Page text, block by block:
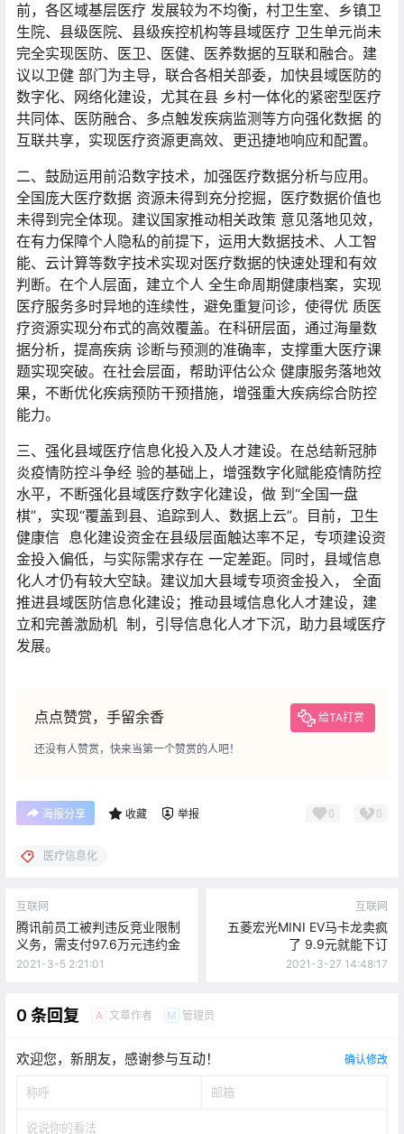
前，各区域基层医疗 发展较为不均衡，村卫生室、乡镇卫
生院、县级医院、县级疾控机构等县域医疗 卫生单元尚未
完全实现医防、医卫、医健、医养数据的互联和融合。建
议以卫健 部门为主导，联合各相关部委，加快县域医防的
数字化、网络化建设，尤其在县 乡村一体化的紧密型医疗
共同体、医防融合、多点触发疾病监测等方向强化数据 的
互联共享，实现医疗资源更高效、更迅捷地响应和配置。
二、鼓励运用前沿数字技术，加强医疗数据分析与应用。
全国庞大医疗数据 资源未得到充分挖掘，医疗数据价值也
未得到完全体现。建议国家推动相关政策 意见落地见效，
在有力保障个人隐私的前提下，运用大数据技术、人工智
能、云计算等数字技术实现对医疗数据的快速处理和有效
判断。在个人层面，建立个人 全生命周期健康档案，实现
医疗服务多时异地的连续性，避免重复问诊，使得优 质医
疗资源实现分布式的高效覆盖。在科研层面，通过海量数
据分析，提高疾病 诊断与预测的准确率，支撑重大医疗课
题实现突破。在社会层面，帮助评估公众 健康服务落地效
果，不断优化疾病预防干预措施，增强重大疾病综合防控
能力。
三、强化县域医疗信息化投入及人才建设。在总结新冠肺
炎疫情防控斗争经 验的基础上，增强数字化赋能疫情防控
水平，不断强化县域医疗数字化建设，做 到“全国一盘
棋”，实现“覆盖到县、追踪到人、数据上云”。目前，卫生
健康信 息化建设资金在县级层面触达率不足，专项建设资
金投入偏低，与实际需求存在 一定差距。同时，县域信息
化人才仍有较大空缺。建议加大县域专项资金投入， 全面
推进县域医防信息化建设；推动县域信息化人才建设，建
立和完善激励机 制，引导信息化人才下沉，助力县域医疗
发展。
点点赞赏，手留余香 给TA打赏
还没有人赞赏，快来当第一个赞赏的人吧！
海报分享 收藏 举报 0 0
医疗信息化
互联网
腾讯前员工被判违反竞业限制
义务，需支付97.6万元违约金
2021-3-5 2:21:01
互联网
五菱宏光MINI EV马卡龙卖疯
了 9.9元就能下订
2021-3-27 14:48:17
0 条回复 A 文章作者 M 管理员
欢迎您，新朋友，感谢参与互动！ 确认修改